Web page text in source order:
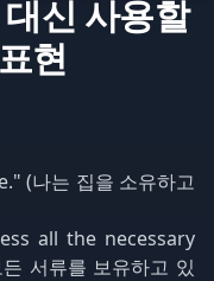
신 사용할
현
(나는 집을 소유하고
all the necessary
서류를 보유하고 있